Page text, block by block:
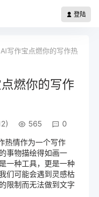
登陆
写作宝点燃你的写作热
燃你的写作
565
0
热情作为一个写作
事物描绘得如画一
一种工具，更是一种
们可能会遇到灵感枯
限制而无法做到文字